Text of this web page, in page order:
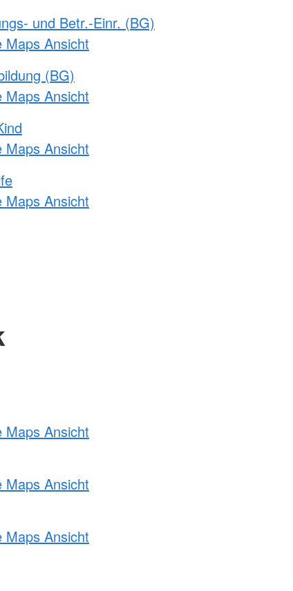
und Betr.-Einr. (BG)
Maps Ansicht
(BG)
Maps Ansicht
Maps Ansicht
Maps Ansicht
Maps Ansicht
Maps Ansicht
Maps Ansicht